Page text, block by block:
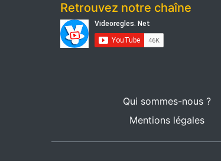
Retrouvez notre chaîne
Qui sommes-nous ?
Mentions légales